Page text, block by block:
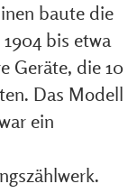
baute die
bis etwa
Geräte, die 10
Das Modell
ein